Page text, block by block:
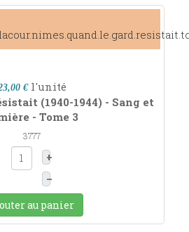
€ l'unité
(1940-1944) - Sang et
- Tome 3
3777
+
–
au panier